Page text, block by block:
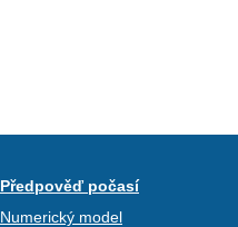
Předpověď počasí
Numerický model